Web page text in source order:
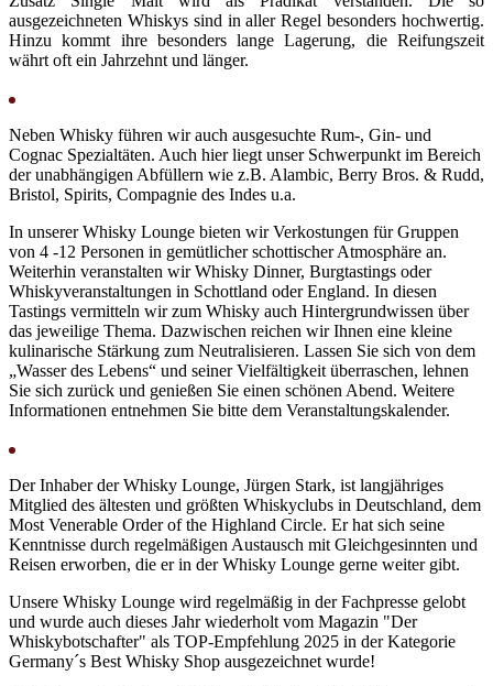
ausgezeichneten Whiskys sind in aller Regel besonders hochwertig.
Hinzu kommt ihre besonders lange Lagerung, die Reifungszeit
währt oft ein Jahrzehnt und länger.
Neben Whisky führen wir auch ausgesuchte Rum-, Gin- und
Cognac Spezialtäten. Auch hier liegt unser Schwerpunkt im Bereich
der unabhängigen Abfüllern wie z.B. Alambic, Berry Bros. & Rudd,
Bristol, Spirits, Compagnie des Indes u.a.
In unserer Whisky Lounge bieten wir Verkostungen für Gruppen
von 4 -12 Personen in gemütlicher schottischer Atmosphäre an.
Weiterhin veranstalten wir Whisky Dinner, Burgtastings oder
Whiskyveranstaltungen in Schottland oder England. In diesen
Tastings vermitteln wir zum Whisky auch Hintergrundwissen über
das jeweilige Thema. Dazwischen reichen wir Ihnen eine kleine
kulinarische Stärkung zum Neutralisieren. Lassen Sie sich von dem
„Wasser des Lebens“ und seiner Vielfältigkeit überraschen, lehnen
Sie sich zurück und genießen Sie einen schönen Abend. Weitere
Informationen entnehmen Sie bitte dem Veranstaltungskalender.
Der Inhaber der Whisky Lounge, Jürgen Stark, ist langjähriges
Mitglied des ältesten und größten Whiskyclubs in Deutschland, dem
Most Venerable Order of the Highland Circle. Er hat sich seine
Kenntnisse durch regelmäßigen Austausch mit Gleichgesinnten und
Reisen erworben, die er in der Whisky Lounge gerne weiter gibt.
Unsere Whisky Lounge wird regelmäßig in der Fachpresse gelobt
und wurde auch dieses Jahr wiederholt vom Magazin "Der
Whiskybotschafter" als TOP-Empfehlung 2025 in der Kategorie
Germany´s Best Whisky Shop ausgezeichnet wurde!